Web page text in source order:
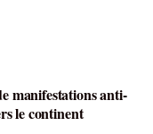
manifestations anti-
le continent